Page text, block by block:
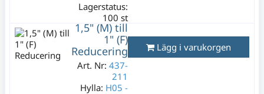
Lagerstatus:
100 st
169 kr
Varav moms:
33,80 kr
1,5" (M) till
1" (F)
Reducering
Art. Nr:437-
211
Hylla: H05 -
Lägg i varukorgen